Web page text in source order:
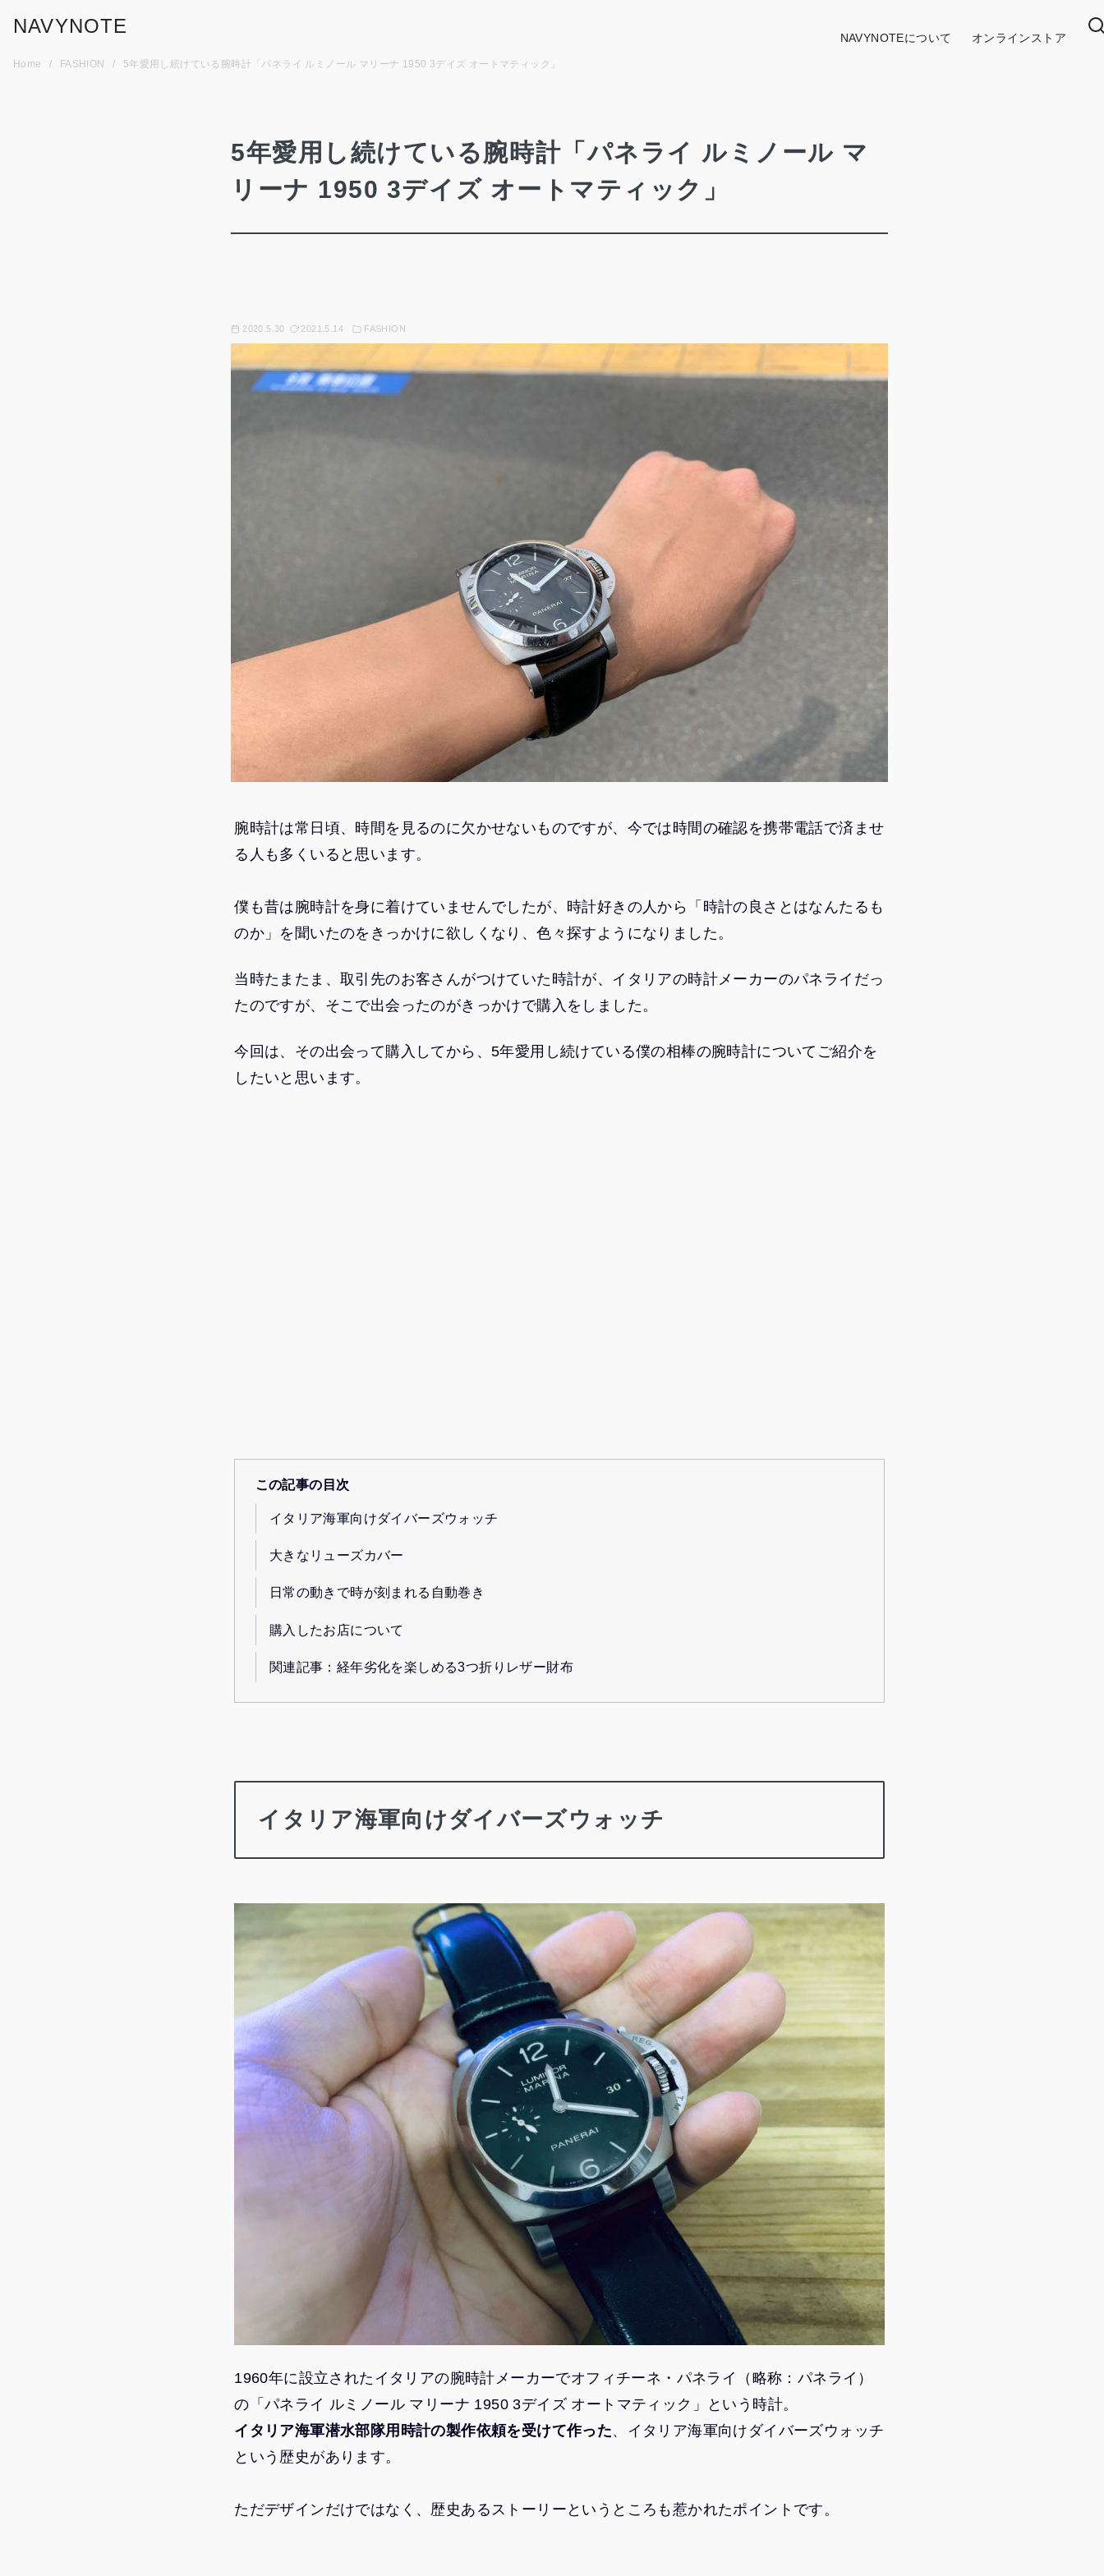
NAVYNOTE
NAVYNOTEについて オンラインストア
Home FASHION 5年愛用し続けている腕時計「パネライ ルミノール マリーナ 1950 3デイズ オートマティック」
5年愛用し続けている腕時計「パネライ ルミノール マ
リーナ 1950 3デイズ オートマティック」
2020.5.30 2021.5.14 FASHION
腕時計は常日頃、時間を見るのに欠かせないものですが、今では時間の確認を携帯電話で済ませ
る人も多くいると思います。
僕も昔は腕時計を身に着けていませんでしたが、時計好きの人から「時計の良さとはなんたるも
のか」を聞いたのをきっかけに欲しくなり、色々探すようになりました。
当時たまたま、取引先のお客さんがつけていた時計が、イタリアの時計メーカーのパネライだっ
たのですが、そこで出会ったのがきっかけで購入をしました。
今回は、その出会って購入してから、5年愛用し続けている僕の相棒の腕時計についてご紹介を
したいと思います。
この記事の目次
イタリア海軍向けダイバーズウォッチ
大きなリューズカバー
日常の動きで時が刻まれる自動巻き
購入したお店について
関連記事：経年劣化を楽しめる3つ折りレザー財布
イタリア海軍向けダイバーズウォッチ
1960年に設立されたイタリアの腕時計メーカーでオフィチーネ・パネライ（略称：パネライ）
の「パネライ ルミノール マリーナ 1950 3デイズ オートマティック」という時計。
イタリア海軍潜水部隊用時計の製作依頼を受けて作った、イタリア海軍向けダイバーズウォッチ
という歴史があります。
ただデザインだけではなく、歴史あるストーリーというところも惹かれたポイントです。